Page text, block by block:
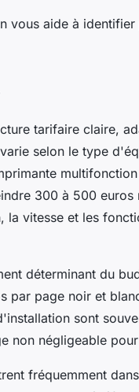
vous aide à identifier
tarifaire claire,
selon le type
300 à 500 euros
vitesse et les
déterminant du
par page noir et
sont
non négligeable
fréquemment